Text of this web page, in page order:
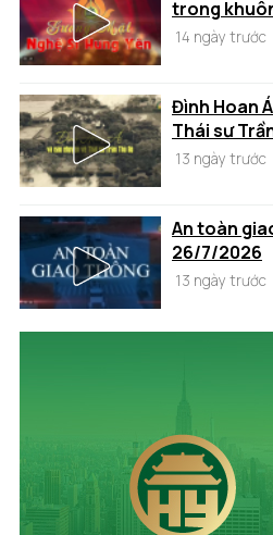
trong
14 ngày trước
Đình Hoan
Thái sư
13 ngày trước
An toàn
26/7/2026
13 ngày trước